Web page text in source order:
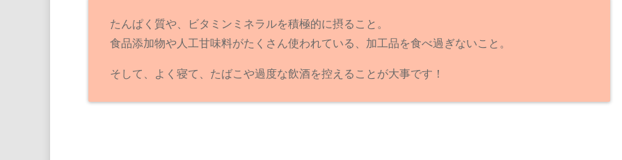
たんぱく質や、ビタミンミネラルを積極的に摂ること。
食品添加物や人工甘味料がたくさん使われている、加工品を食べ過ぎないこと。
そして、よく寝て、たばこや過度な飲酒を控えることが大事です！